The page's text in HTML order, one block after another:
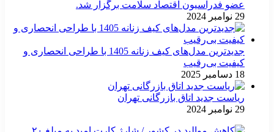
عضو فدراسیون اقتصاد سلامت برگزار شد.
29 نوامبر 2024
جدیدترین مدل‌های کیف زنانه 1405 با طراحی انحصاری و
کیفیت بی‌رقیب
18 دسامبر 2025
ریاست جدید اتاق بازرگانی تهران
29 نوامبر 2024